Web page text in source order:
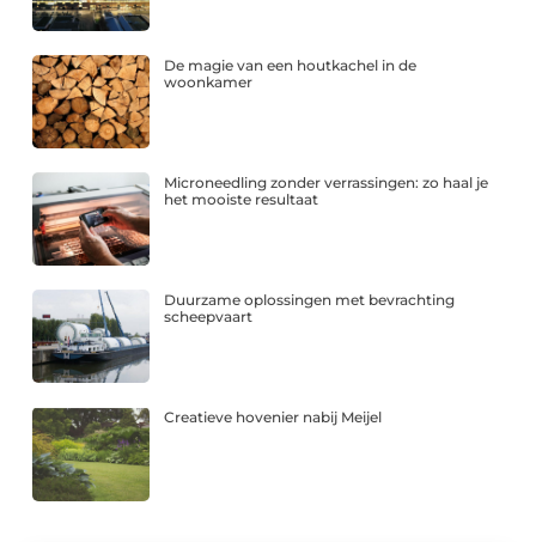
De magie van een houtkachel in de
woonkamer
Microneedling zonder verrassingen: zo haal je
het mooiste resultaat
Duurzame oplossingen met bevrachting
scheepvaart
Creatieve hovenier nabij Meijel